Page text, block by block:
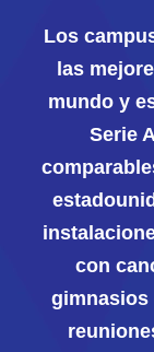
Los
las
mundo y
Serie
con
gimnasios